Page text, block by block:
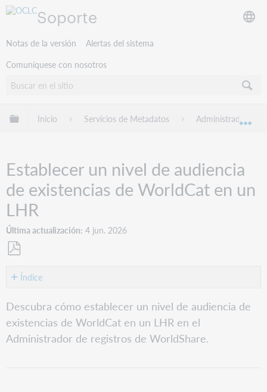
Soporte
Notas de la versión
Alertas del sistema
Comuníquese con nosotros
Expandir/contraer jerarquía global
Inicio Servicios de Metadatos Administrador de
Establecer un nivel de audiencia
de existencias de WorldCat en un
LHR
Última actualización 4 jun. 2026
comoÍndice
Descripción
un
nivel
Descubra cómo establecer un nivel de audiencia de
existencias de WorldCat en un LHR en el
Administrador de registros de WorldShare.